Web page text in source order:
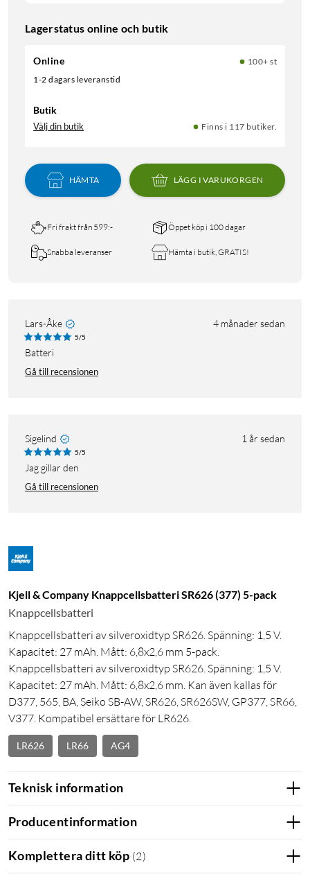
Lagerstatus online och butik
Online
100+ st
1-2 dagars leveranstid
Butik
Välj din butik Finns i 117 butiker.
HÄMTA LÄGG I VARUKORGEN
Fri frakt från 599:- Öppet köp i 100 dagar
Snabba leveranser Hämta i butik, GRATIS!
Lars-Åke 4 månader sedan
5/5
Batteri
Gå till recensionen
Sigelind 1 år sedan
5/5
Jag gillar den
Gå till recensionen
Kjell & Company Knappcellsbatteri SR626 (377) 5-pack
Knappcellsbatteri
Knappcellsbatteri av silveroxidtyp SR626. Spänning: 1,5 V.
Kapacitet: 27 mAh. Mått: 6,8x2,6 mm 5-pack.
Knappcellsbatteri av silveroxidtyp SR626. Spänning: 1,5 V.
Kapacitet: 27 mAh. Mått: 6,8x2,6 mm. Kan även kallas för
D377, 565, BA, Seiko SB-AW, SR626, SR626SW, GP377, SR66,
V377. Kompatibel ersättare för LR626.
LR626 LR66 AG4
Teknisk information
Producentinformation
Komplettera ditt köp (2)